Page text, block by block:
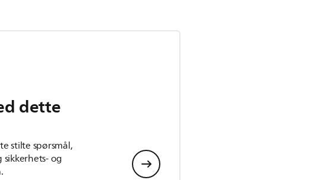
dette
stilte spørsmål,
og